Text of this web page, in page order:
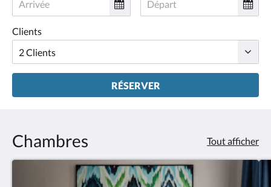
Clients
RÉSERVER
Chambres Tout afficher